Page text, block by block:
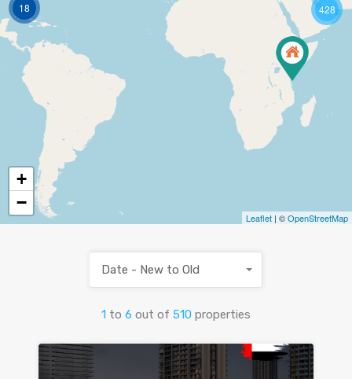
18 428
+
−
Leaflet | ©OpenStreetMap
1 to 6 out of 510 properties
Date - New to Old